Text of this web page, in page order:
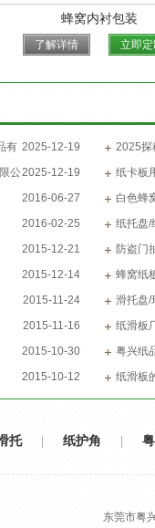
蜂窝内衬包装
了解详情 立即
2025-12-19
有
2025探
粤兴纸品
2025-12-19
公
纸卡板
2016-06-27
白色蜂
2016-02-25
纸托盘/
2015-12-21
防盗门
2015-12-14
蜂窝纸
2015-11-24
滑托盘/
2015-11-16
纸滑板
2015-10-30
粤兴纸
2015-10-12
纸滑板
托 纸护角
东莞市粤